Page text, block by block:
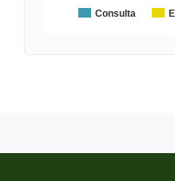
Consulta